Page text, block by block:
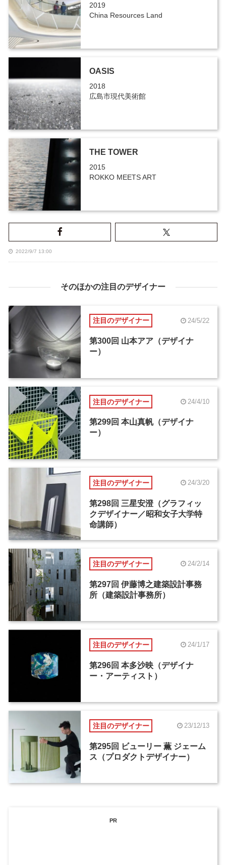
2019
China Resources Land
OASIS
2018
広島市現代美術館
THE TOWER
2015
ROKKO MEETS ART
2022/9/7 13:00
そのほかの注目のデザイナー
注目のデザイナー 24/5/22
第300回 山本アア（デザイナ
ー）
注目のデザイナー 24/4/10
第299回 本山真帆（デザイナ
ー）
注目のデザイナー 24/3/20
第298回 三星安澄（グラフィッ
クデザイナー／昭和女子大学特
命講師）
注目のデザイナー 24/2/14
第297回 伊藤博之建築設計事務
所（建築設計事務所）
注目のデザイナー 24/1/17
第296回 本多沙映（デザイナ
ー・アーティスト）
注目のデザイナー 23/12/13
第295回 ビューリー 薫 ジェーム
ス（プロダクトデザイナー）
PR